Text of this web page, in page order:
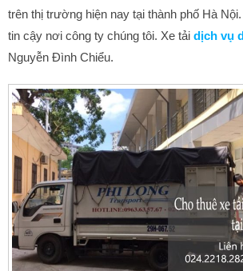
trên thị trường hiện nay tại thành phố Hà
tin cậy nơi công ty chúng tôi. Xe tải dịch vụ
Nguyễn Đình Chiểu.